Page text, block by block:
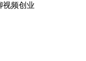
视频创业